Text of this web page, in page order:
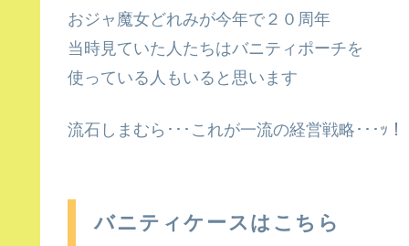
おジャ魔女どれみが今年で２０周年
当時見ていた人たちはバニティポーチを
使っている人もいると思います
流石しまむら･･･これが一流の経営戦略･･･ｯ！
バニティケースはこちら